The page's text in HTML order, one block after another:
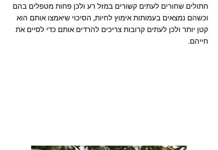
חתולים שחורים לעתים קשורים במזל רע ולכן פחות מטפלים בהם
וכשהם נמצאים בעמותות אימוץ לחיות, הסיכוי שיאמצו אותם הוא
קטן יותר ולכן לעתים קרובות צריכים להרדים אותם כדי לסיים את
חייהם.